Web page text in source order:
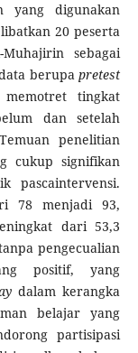
yang digunakan
20 peserta
sebagai
berupapretest
tingkat
dan setelah
penelitian
cukup signifikan
pascaintervensi.
78 menjadi 93,
dari 53,3
pengecualian
positif, yang
dalam kerangka
belajar yang
partisipasi